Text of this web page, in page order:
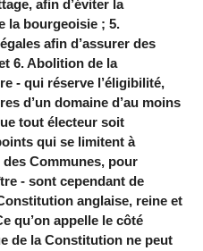
afin d’éviter la
la bourgeoisie ; 5.
afin d’assurer des
6. Abolition de la
- qui réserve l’éligibilité,
d’un domaine d’au moins
tout électeur soit
qui se limitent à
des Communes, pour
- sont cependant de
anglaise, reine et
qu’on appelle le côté
de la Constitution ne peut